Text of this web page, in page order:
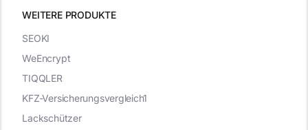
WEITERE PRODUKTE
SEOKI
WeEncrypt
TIQQLER
KFZ-Versicherungsvergleich1
Lackschützer